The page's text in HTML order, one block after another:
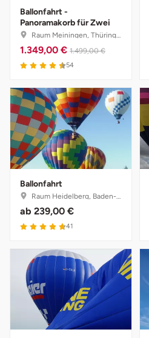
Ballonfahrt -
Panoramakorb für Zwei
Raum Meiningen, Thüringen
1.349,00 € 1.499,00 €
54
Ballonfahrt
Raum Heidelberg, Baden-Württemberg
ab 239,00 €
41